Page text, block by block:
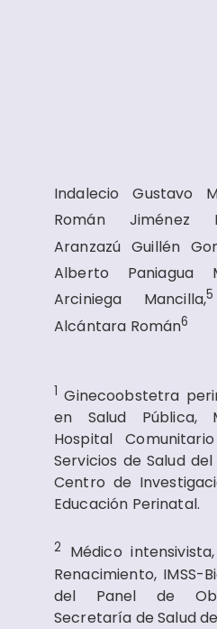
Indalecio Gustavo
Román Jiménez
Aranzazú Guillén
Alberto Paniagua
Arciniega Mancilla,5
Alcántara Román6
1Ginecoobstetra
en Salud Pública,
Hospital
Servicios de Salud
Centro de
Educación Perinatal.
2
Médico
Renacimiento, IMSS-
del Panel de
Secretaría de Salud